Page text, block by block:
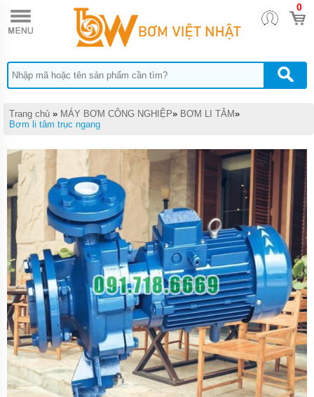
0
TRANG
CHỦ
BƠM
NƯỚC
THẢI
MAÝ
THẢI
EBARA
MÁY
BƠM
NƯỚC
THẢI
TSURUMI
MÁY
BƠM
NƯỚC
THẢI
MEUDY
MÁY
BƠM
NƯỚC
THẢI
FIRMLY
Trang chủ » MÁY BƠM CÔNG NGHIỆP» BƠM LI TÂM»
Bơm li tâm trục ngang